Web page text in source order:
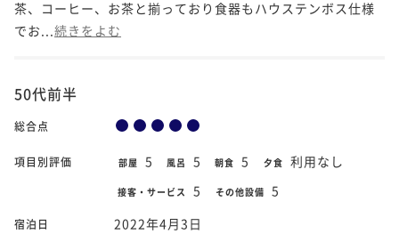
茶、コーヒー、お茶と揃っており食器もハウステンボス仕様
でお... 続きをよむ
50代前半
総合点
項目別評価 部屋 5 風呂 5 朝食 5 夕食 利用なし
接客・サービス 5 その他設備 5
宿泊日 2022年4月3日